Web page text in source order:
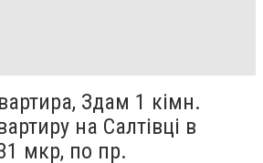
Здам 1 кімн.
на Салтівці в
мкр, по пр.